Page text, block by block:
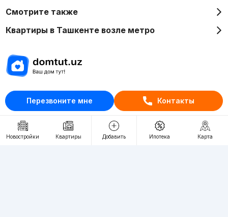
Перезвоните мне Контакты
Новостройки Квартиры Добавить Ипотека Карта
Смотрите также
Квартиры в Ташкенте возле метро
Отдел рекламы
+998 (78) 113-20-86
+998 (93) 390-30-10
Пн-Пт. С 9:30 до 18:00